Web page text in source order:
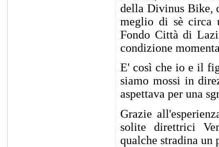
della Divinus Bike,
meglio di sè circa
Fondo Città di
condizione
E' così che io e il
siamo mossi in
aspettava per una
Grazie
solite direttrici
qualche stradina un